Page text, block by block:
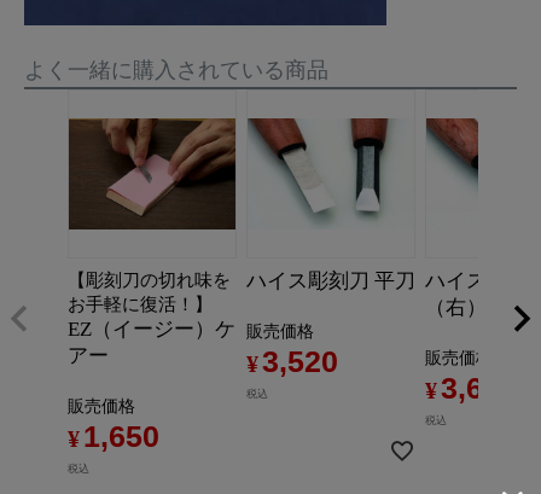
よく一緒に購入されている商品
【彫刻刀の切れ味を
お手軽に復活！】
EZ（イージー）ケ
アー
販売価格
¥1,650
税込
ハイス彫刻刀 平刀
販売価格
¥3,520
税込
ハイス彫刻
（右）
販売価格
¥3,630
税込